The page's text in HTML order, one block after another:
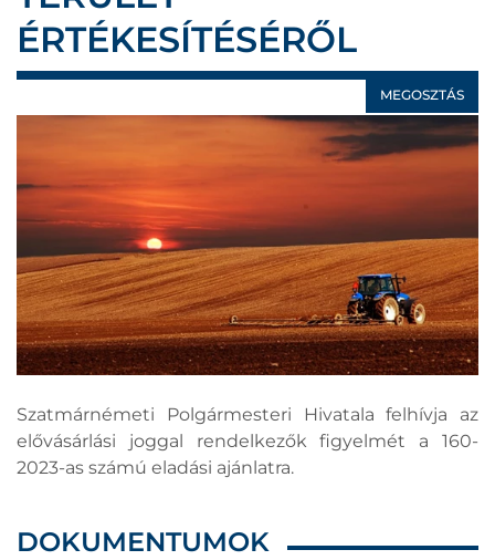
ÉRTÉKESÍTÉSÉRŐL
MEGOSZTÁS
Szatmárnémeti Polgármesteri Hivatala felhívja az
elővásárlási joggal rendelkezők figyelmét a 160-
2023-as számú eladási ajánlatra.
DOKUMENTUMOK